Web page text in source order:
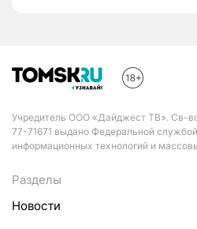
Учредитель ООО «Дайджест ТВ». Св-
77-71671 выдано Федеральной
информационных технологий и
Разделы
Новости